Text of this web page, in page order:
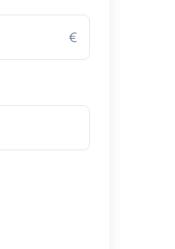
yaşamın en
amenities.
expectations.
€